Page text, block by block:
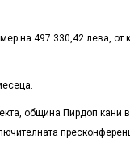
на 497 330,42 лева, от
община Пирдоп кани